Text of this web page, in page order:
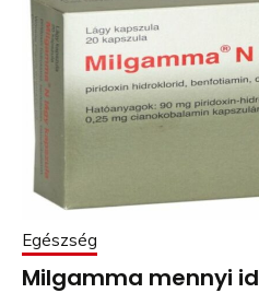
Egészség
Milgamma mennyi